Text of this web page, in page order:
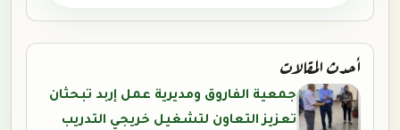
أحدث المقالات
جمعية الفاروق ومديرية عمل إربد تبحثان
تعزيز التعاون لتشغيل خريجي التدريب